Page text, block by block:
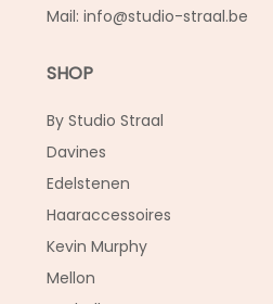
Mail: info@studio-straal.be
SHOP
By Studio Straal
Davines
Edelstenen
Haaraccessoires
Kevin Murphy
Mellon